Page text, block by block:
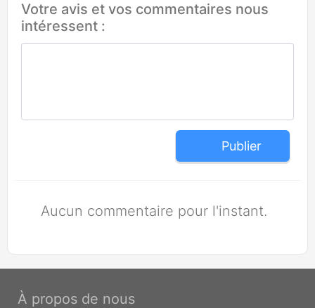
Votre avis et vos commentaires nous
intéressent :
Publier
Aucun commentaire pour l'instant.
À propos de nous